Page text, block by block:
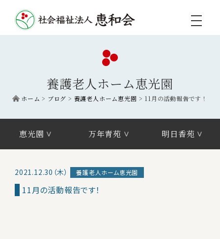
toggle
養護老人ホーム恵光園
ホーム > ブログ > 養護老人ホーム恵光園 > 11月の活動報告です！
恵光園 万年青苑 明日香苑
2021.12.30（木） 養護老人ホーム恵光園
11月の活動報告です！